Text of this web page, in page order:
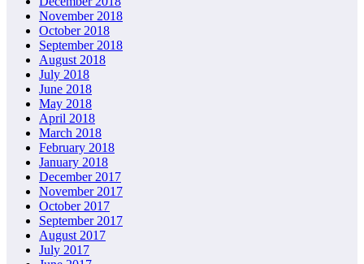
November 2018
October 2018
September 2018
August 2018
July 2018
June 2018
May 2018
April 2018
March 2018
February 2018
January 2018
December 2017
November 2017
October 2017
September 2017
August 2017
July 2017